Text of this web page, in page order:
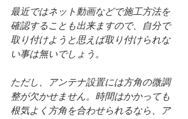
最近ではネット動画などで施工方法を
確認することも出来ますので、自分で
取り付けようと思えば取り付けられな
い事は無いでしょう。
ただし、アンテナ設置には方角の微調
整が欠かせません。時間はかかっても
根気よく方角を合わせられるなら、ア